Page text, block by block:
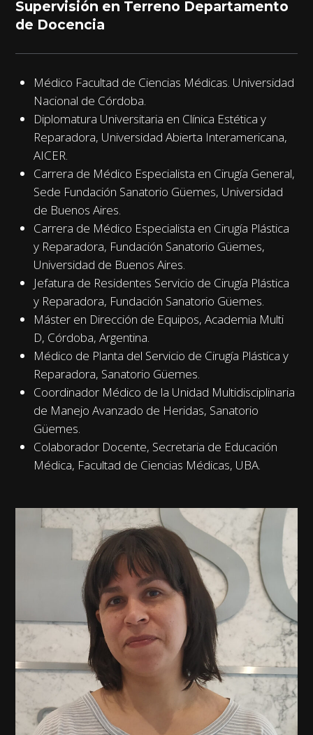
Supervisión en Terreno Departamento
de Docencia
Médico Facultad de Ciencias Médicas. Universidad
Nacional de Córdoba.
Diplomatura Universitaria en Clínica Estética y
Reparadora, Universidad Abierta Interamericana,
AICER.
Carrera de Médico Especialista en Cirugía General,
Sede Fundación Sanatorio Güemes, Universidad
de Buenos Aires.
Carrera de Médico Especialista en Cirugía Plástica
y Reparadora, Fundación Sanatorio Güemes,
Universidad de Buenos Aires.
Jefatura de Residentes Servicio de Cirugía Plástica
y Reparadora, Fundación Sanatorio Güemes.
Máster en Dirección de Equipos, Academia Multi
D, Córdoba, Argentina.
Médico de Planta del Servicio de Cirugía Plástica y
Reparadora, Sanatorio Güemes.
Coordinador Médico de la Unidad Multidisciplinaria
de Manejo Avanzado de Heridas, Sanatorio
Güemes.
Colaborador Docente, Secretaria de Educación
Médica, Facultad de Ciencias Médicas, UBA.